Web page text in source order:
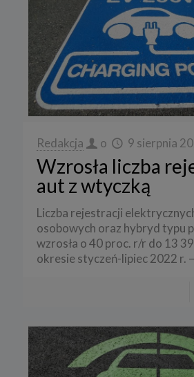
Redakcja o 9 sierpnia
Wzrosła liczba
aut z wtyczką
Liczba rejestracji
osobowych oraz hybryd typu
wzrosła o 40 proc. r/r do 13
okresie styczeń-lipiec 2022 r.